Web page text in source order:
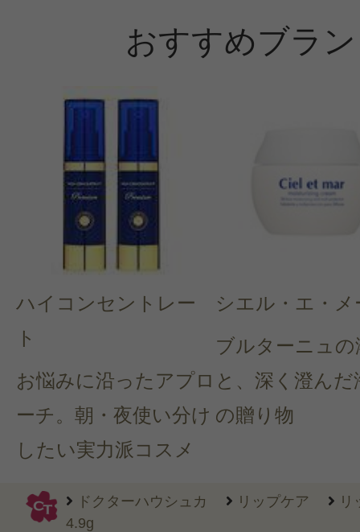
おすすめブラ
ハイコンセントレー
ト
お悩みに沿ったアプロ
ーチ。朝・夜使い分け
したい実力派コスメ
シエル・エ・メ
ブルターニュの
と、深く澄んだ
の贈り物
ドクターハウシュカ リップケア
リ
4.9g